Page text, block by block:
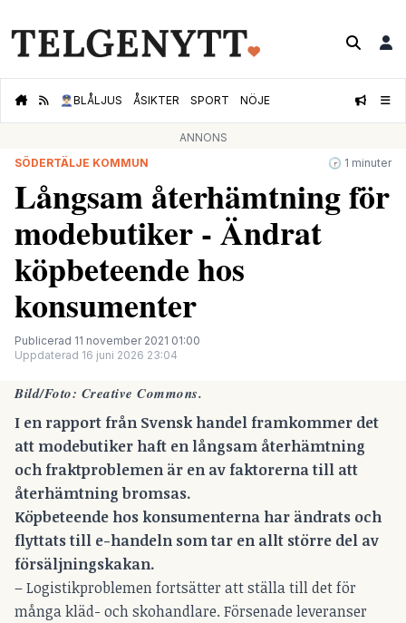
👮🏻‍♂️BLÅLJUS ÅSIKTER SPORT NÖJE
ANNONS
SÖDERTÄLJE KOMMUN
🕝 1 minuter
Långsam återhämtning för
modebutiker - Ändrat
köpbeteende hos
konsumenter
Publicerad 11 november 2021 01:00
Uppdaterad 16 juni 2026 23:04
Bild/Foto: Creative Commons.
I en rapport från Svensk handel framkommer det
att modebutiker haft en långsam återhämtning
och fraktproblemen är en av faktorerna till att
återhämtning bromsas.
Köpbeteende hos konsumenterna har ändrats och
flyttats till e-handeln som tar en allt större del av
försäljningskakan.
– Logistikproblemen fortsätter att ställa till det för
många kläd- och skohandlare. Försenade leveranser